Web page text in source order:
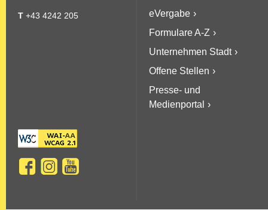
T +43 4242 205
eVergabe
Formulare A-Z
Unternehmen Stadt
Offene Stellen
Presse- und
Medienportal